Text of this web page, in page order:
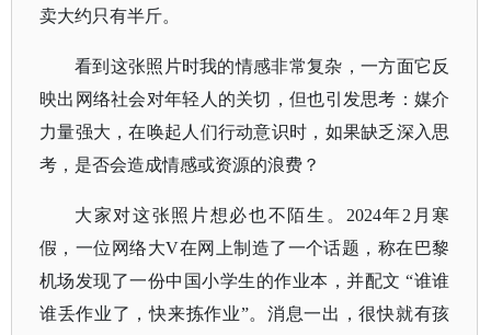
卖大约只有半斤。
看到这张照片时我的情感非常复杂，一方面它反
映出网络社会对年轻人的关切，但也引发思考：媒介
力量强大，在唤起人们行动意识时，如果缺乏深入思
考，是否会造成情感或资源的浪费？
大家对这张照片想必也不陌生。 2024年2月寒
假，一位网络大V在网上制造了一个话题，称在巴黎
机场发现了一份中国小学生的作业本，并配文 “谁谁
谁丢作业了，快来拣作业”。消息一出，很快就有孩